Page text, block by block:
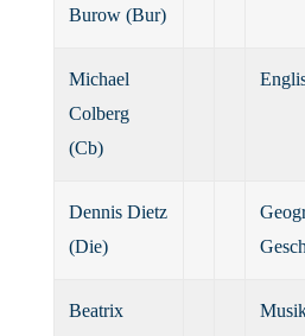
Burow (Bur)
Michael
Colberg
(Cb)
Dennis Dietz
(Die)
Beatrix